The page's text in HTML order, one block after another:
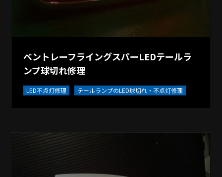
ベントレーフライングスパーLEDテールラ
ンプ球切れ修理
LED不点灯修理 テールランプのLED球切れ・不点灯修理